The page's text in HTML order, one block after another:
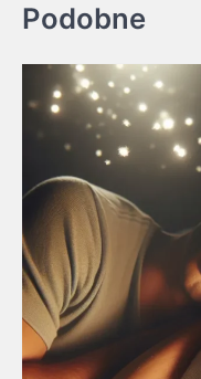
Podobne